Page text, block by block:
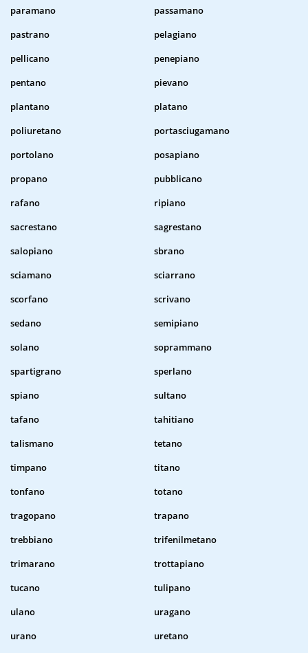
paramano
passamano
pastrano
pelagiano
pellicano
penepiano
pentano
pievano
plantano
platano
poliuretano
portasciugamano
portolano
posapiano
propano
pubblicano
rafano
ripiano
sacrestano
sagrestano
salopiano
sbrano
sciamano
sciarrano
scorfano
scrivano
sedano
semipiano
solano
soprammano
spartigrano
sperlano
spiano
sultano
tafano
tahitiano
talismano
tetano
timpano
titano
tonfano
totano
tragopano
trapano
trebbiano
trifenilmetano
trimarano
trottapiano
tucano
tulipano
ulano
uragano
urano
uretano